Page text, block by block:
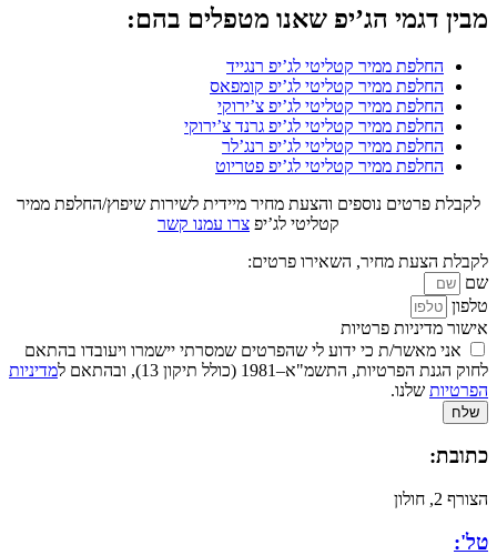
מבין דגמי הג’יפ שאנו מטפלים בהם:
החלפת ממיר קטליטי לג’יפ רנגייד
החלפת ממיר קטליטי לג’יפ קומפאס
החלפת ממיר קטליטי לג’יפ צ’ירוקי
החלפת ממיר קטליטי לג’יפ גרנד צ’ירוקי
החלפת ממיר קטליטי לג’יפ רנג’לר
החלפת ממיר קטליטי לג’יפ פטריוט
לקבלת פרטים נוספים והצעת מחיר מיידית לשירות שיפוץ/החלפת ממיר
קטליטי לג’יפ צרו עמנו קשר
לקבלת הצעת מחיר, השאירו פרטים:
שם
טלפון
אישור מדיניות פרטיות
אני מאשר/ת כי ידוע לי שהפרטים שמסרתי יישמרו ויעובדו בהתאם
לחוק הגנת הפרטיות, התשמ"א–1981 (כולל תיקון 13), ובהתאם ל
מדיניות
הפרטיות שלנו.
שלח
כתובת:
הצורף 2, חולון
טל':